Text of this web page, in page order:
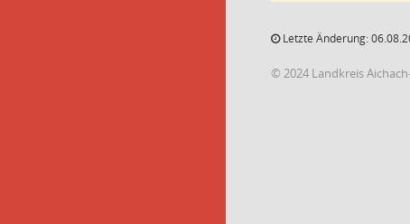
Letzte Änderung:
© 2024 Landkreis